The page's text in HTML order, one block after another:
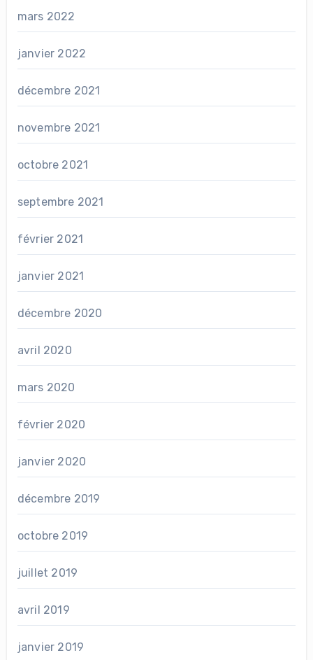
mars 2022
janvier 2022
décembre 2021
novembre 2021
octobre 2021
septembre 2021
février 2021
janvier 2021
décembre 2020
avril 2020
mars 2020
février 2020
janvier 2020
décembre 2019
octobre 2019
juillet 2019
avril 2019
janvier 2019